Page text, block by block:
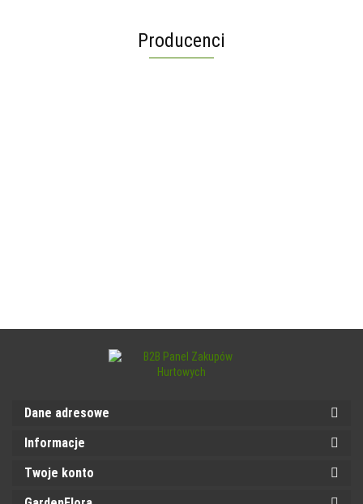
Producenci
Dane adresowe
Informacje
Twoje konto